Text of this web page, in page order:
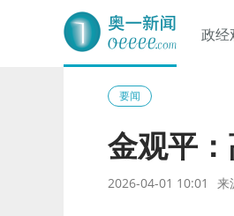
奥一网
政经
要闻
金观平
2026-04-01 10:01 来